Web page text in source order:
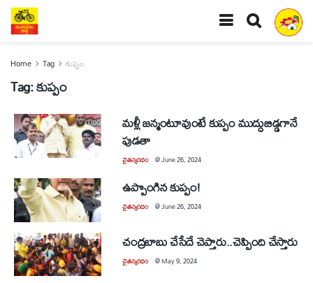
Home Tag కుప్పం
Tag:కుప్పం
మళ్లీ జన్మంటూవుంటే కుప్పం ముద్దుబిడ్డగానే
పుడతా
చైతన్యరధం @June 26, 2024
ఉప్పొంగిన కుప్పం!
చైతన్యరధం @June 26, 2024
చంద్రబాబు చేసేదే చెప్తారు..చెప్పింది చేస్తారు
చైతన్యరధం @May 9, 2024